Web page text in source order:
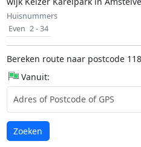
Huisnummers
Even 2 - 34
Bereken route naar postcode
Vanuit:
Laden...
Zoeken